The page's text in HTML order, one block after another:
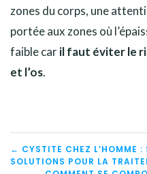
zones du corps, une
portée aux zones où
faible caril faut éviter le
et l’os.
← CYSTITE CHEZ L’HOMME :
SOLUTIONS POUR LA